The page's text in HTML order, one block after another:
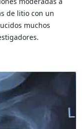
de litio con un
muchos